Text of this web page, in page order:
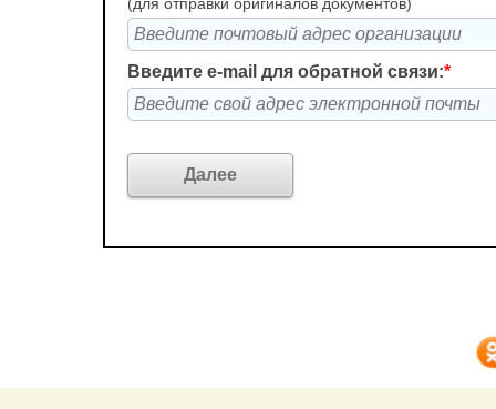
Введите e-mail для обратной связи:*